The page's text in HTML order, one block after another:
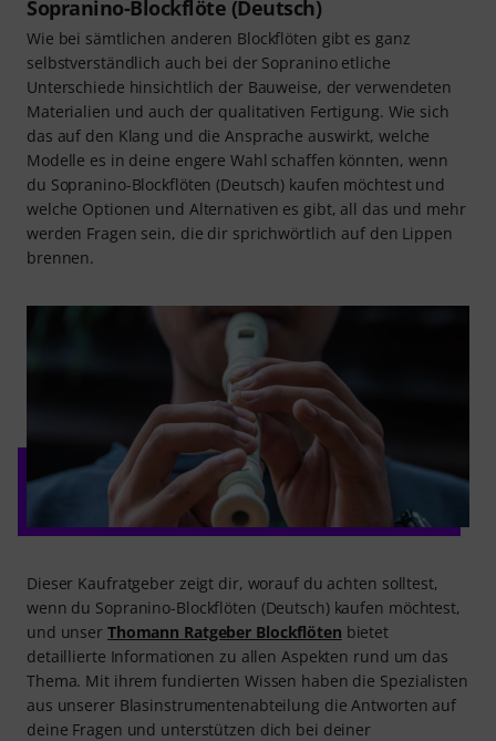
Sopranino-Blockflöte (Deutsch)
Wie bei sämtlichen anderen Blockflöten gibt es ganz
selbstverständlich auch bei der Sopranino etliche
Unterschiede hinsichtlich der Bauweise, der verwendeten
Materialien und auch der qualitativen Fertigung. Wie sich
das auf den Klang und die Ansprache auswirkt, welche
Modelle es in deine engere Wahl schaffen könnten, wenn
du Sopranino-Blockflöten (Deutsch) kaufen möchtest und
welche Optionen und Alternativen es gibt, all das und mehr
werden Fragen sein, die dir sprichwörtlich auf den Lippen
brennen.
Dieser Kaufratgeber zeigt dir, worauf du achten solltest,
wenn du Sopranino-Blockflöten (Deutsch) kaufen möchtest,
und unser Thomann Ratgeber Blockflöten bietet
detaillierte Informationen zu allen Aspekten rund um das
Thema. Mit ihrem fundierten Wissen haben die Spezialisten
aus unserer Blasinstrumentenabteilung die Antworten auf
deine Fragen und unterstützen dich bei deiner